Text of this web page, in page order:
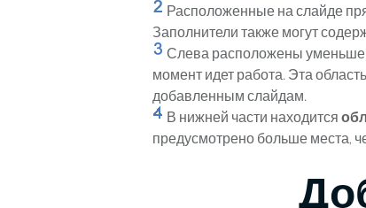
Расположенные на слайде
Заполнители также могут
Слева расположены
момент идет работа. Эта
добавленным слайдам.
В нижней части находится
предусмотрено больше места,